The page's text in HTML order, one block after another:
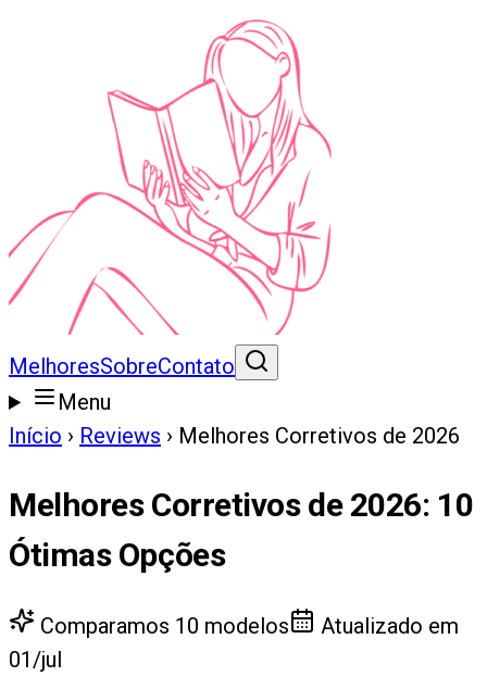
MelhoresSobreContato
Menu
Início › Reviews › Melhores Corretivos de 2026
Melhores Corretivos de 2026: 10
Ótimas Opções
Comparamos 10 modelos
Atualizado em
01/jul